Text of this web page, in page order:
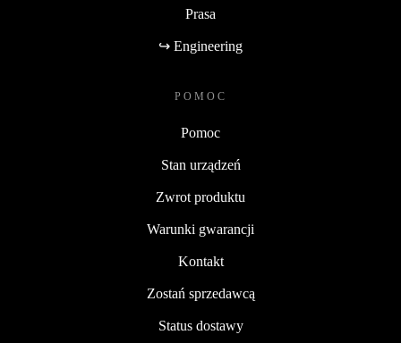
Prasa
↪ Engineering
POMOC
Pomoc
Stan urządzeń
Zwrot produktu
Warunki gwarancji
Kontakt
Zostań sprzedawcą
Status dostawy